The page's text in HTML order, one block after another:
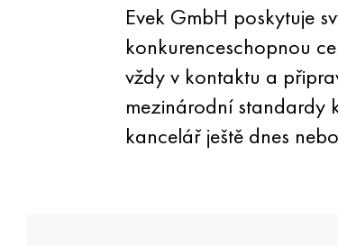
Evek GmbH poskytuje
konkurenceschopnou
vždy v kontaktu a
mezinárodní standardy
kancelář ještě dnes